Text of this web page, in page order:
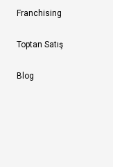
Franchising
Toptan Satış
Blog